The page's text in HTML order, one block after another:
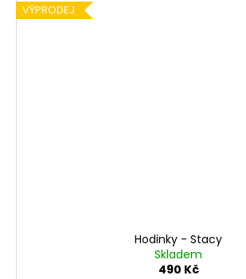
VÝPRODEJ
Hodinky - Stacy
Skladem
490 Kč